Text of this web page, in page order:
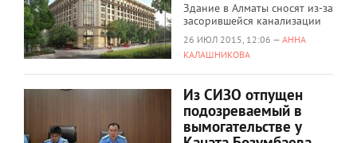
Здание в Алматы сносят из-за
засорившейся канализации
26 ИЮЛ 2015, 12:06 — АННА
КАЛАШНИКОВА
Из СИЗО отпущен
подозреваемый в
вымогательстве у